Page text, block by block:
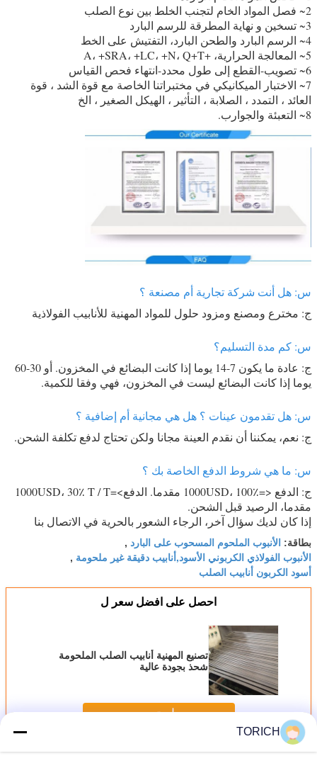
2~ فصل المواد الخام لتجنب الخلط بين نوع الصلب
3~ تسخين و نهاية المطرقة للرسم البارد
4~ الرسم البارد والطحن البارد، التفتيش على الخط
5~ المعالجة الحرارية، +A، +SRA، +LC، +N، Q+T
6~ تصويب-القطع إلى طول محدد-انتهاء فحص القياس
7~ الاختبار الميكانيكي في مختبراتنا الخاصة مع قوة الشد ، قوة
العائد ، التمدد ، الصلابة ، التأثير ، الهيكل الصغير ، الخ
8~ التعبئة والجوارب.
س: هل أنت شركة تجارية أم مصنعة ؟
ج: مخترع ومصنع ومزود حلول للمواد المهنية للأنابيب الفولاذية
س: كم مدة التسليم؟
ج: عادة ما يكون 7-14 يوما إذا كانت البضائع في المخزون. أو 30-60
يوما إذا كانت البضائع ليست في المخزون، فهي وفقا للكمية.
س: هل تقدمون عينات ؟ هل هي مجانية أم إضافية ؟
ج: نعم، يمكننا أن نقدم العينة مجانا ولكن تحتاج لدفع تكلفة الشحن.
س: ما هي شروط الدفع الخاصة بك ؟
ج: الدفع <=1000USD، 100٪ مقدما. الدفع>=1000USD، 30٪ T / T
مقدما، الرصيد قبل الشحن.
إذا كان لديك سؤال آخر، الرجاء الشعور بالحرية في الاتصال بنا
بطاقة: الأنبوب الملحوم المسحوب على البارد ,
الأنبوب الفولاذي الكربوني الأسود,أنابيب دقيقة غير ملحومة ,
أسود الكربون أنابيب الصلب
احصل على افضل سعر ل
تصنيع المهنية أنابيب الصلب الملحومة
شحذ بجودة عالية
استمر
أكثرسلس أنابيب الصلب الدقة
TORICH